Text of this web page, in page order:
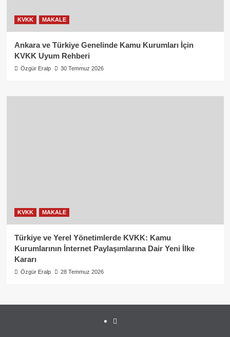
KVKK MAKALE
Ankara ve Türkiye Genelinde Kamu Kurumları İçin
KVKK Uyum Rehberi
Özgür Eralp 30 Temmuz 2026
KVKK MAKALE
Türkiye ve Yerel Yönetimlerde KVKK: Kamu
Kurumlarının İnternet Paylaşımlarına Dair Yeni İlke
Kararı
Özgür Eralp 28 Temmuz 2026
linkedin